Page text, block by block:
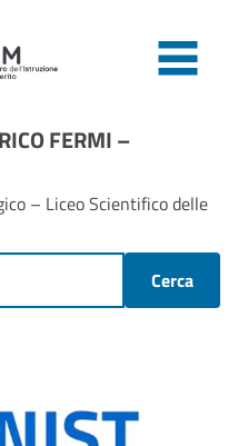
FERMI –
– Liceo Scientifico delle
Cerca